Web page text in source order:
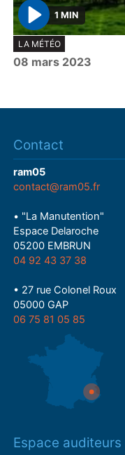
P
l
a
1 MIN
LA MÉTÉO
08 mars 2023
Contact
ram05
contact@ram05.fr
• "La Manutention"
Espace Delaroche
05200 EMBRUN
04 92 43 37 38
• 27 rue Colonel Roux
05000 GAP
06 75 81 05 85
Espace auditeurs